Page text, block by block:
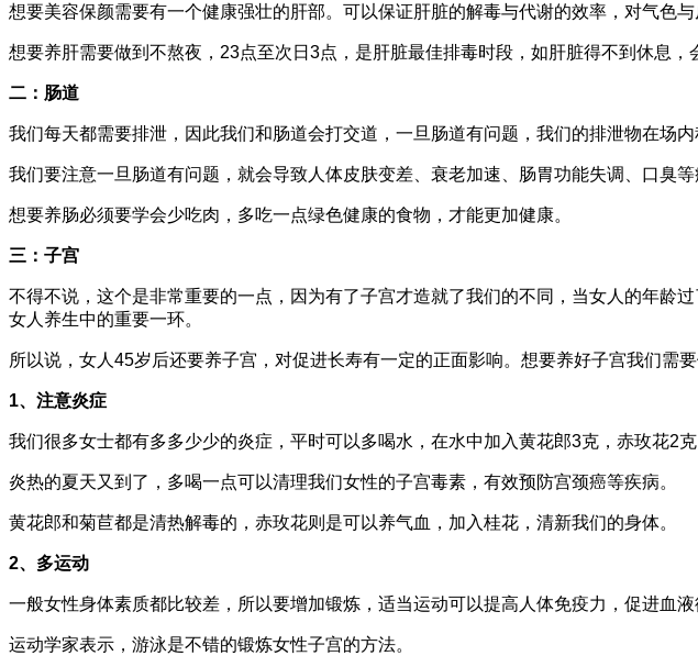
想要美容保颜需要有一个健康强壮的肝部。可以保证肝脏的解毒与代谢的效率，对气色
想要养肝需要做到不熬夜，23点至次日3点，是肝脏最佳排毒时段，如肝脏得不到休息
二：肠道
我们每天都需要排泄，因此我们和肠道会打交道，一旦肠道有问题，我们的排泄物在场内
我们要注意一旦肠道有问题，就会导致人体皮肤变差、衰老加速、肠胃功能失调、口臭等
想要养肠必须要学会少吃肉，多吃一点绿色健康的食物，才能更加健康。
三：子宫
不得不说，这个是非常重要的一点，因为有了子宫才造就了我们的不同，当女人的年龄
女人养生中的重要一环。
所以说，女人45岁后还要养子宫，对促进长寿有一定的正面影响。想要养好子宫我们需要
1、注意炎症
我们很多女士都有多多少少的炎症，平时可以多喝水，在水中加入黄花郎3克，赤玫花2
炎热的夏天又到了，多喝一点可以清理我们女性的子宫毒素，有效预防宫颈癌等疾病。
黄花郎和菊苣都是清热解毒的，赤玫花则是可以养气血，加入桂花，清新我们的身体。
2、多运动
一般女性身体素质都比较差，所以要增加锻炼，适当运动可以提高人体免疫力，促进血
运动学家表示，游泳是不错的锻炼女性子宫的方法。